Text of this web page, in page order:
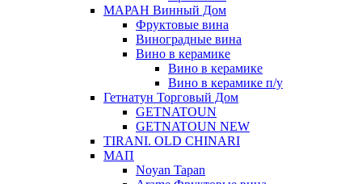
МАРАН Винный Дом
Фруктовые вина
Виноградные вина
Вино в керамике
Вино в керамике
Вино в керамике п/у
Гетнатун Торговый Дом
GETNATOUN
GETNATOUN NEW
TIRANI. OLD CHINARI
МАП
Noyan Tapan